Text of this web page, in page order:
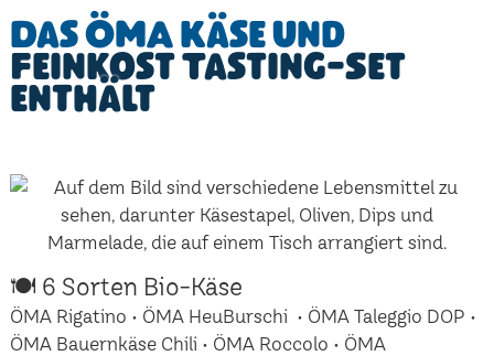
Das ÖMA Käse und
Feinkost Tasting-Set
enthält
🍽 6 Sorten Bio-Käse
ÖMA Rigatino • ÖMA HeuBurschi • ÖMA Taleggio DOP •
ÖMA Bauernkäse Chili • ÖMA Roccolo • ÖMA